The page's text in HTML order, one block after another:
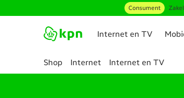
Consument
Internet en TV
Shop Internet
Internet en TV